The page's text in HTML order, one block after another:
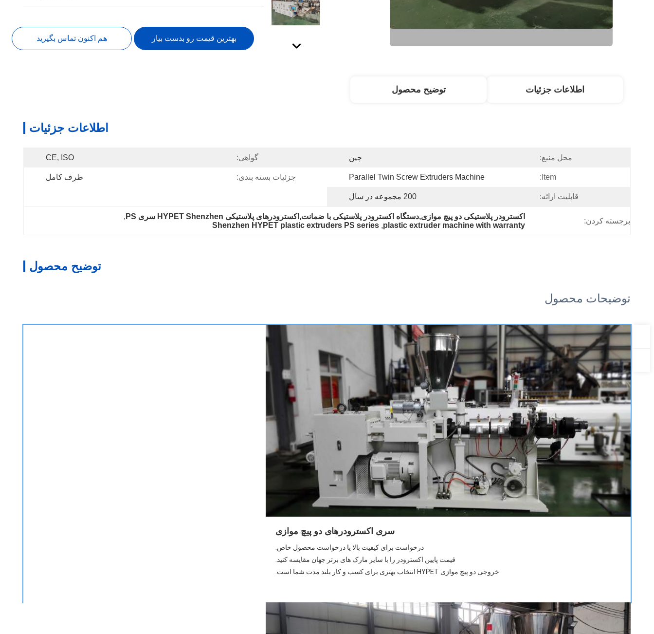
بهترین قیمت رو بدست بیار هم اکنون تماس بگیرید
اطلاعات جزئیات توضیح محصول
اطلاعات جزئیات
محل منبع: چین گواهی: CE, ISO
Item:
Parallel Twin Screw Extruders Machine جزئیات بسته بندی: ظرف کامل
قابلیت ارائه: 200 مجموعه در سال
برجسته کردن:
اکسترودر پلاستیکی دو پیچ موازی,دستگاه اکسترودر پلاستیکی با ضمانت,اکسترودرهای پلاستیکی HYPET Shenzhen سری PS
,
plastic extruder machine with warranty
,
Shenzhen HYPET plastic extruders PS series
توضیح محصول
توضیحات محصول
سری اکسترودرهای دو پیچ موازی
درخواست برای کیفیت بالا یا درخواست محصول خاص.
قیمت پایین اکسترودر را با سایر مارک های برتر جهان مقایسه کنید.
خروجی دو پیچ موازی HYPET انتخاب بهتری برای کسب و کار بلند مدت شما است.